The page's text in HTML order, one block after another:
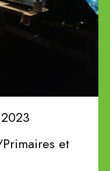
et